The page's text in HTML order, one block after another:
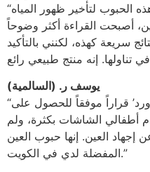
“نصحني طبيب العيون بتناول هذه الحبوب لتأخير ظهور المياه
أصبحت القراءة أكثر وضوحاً
سريعة كهذه، لكنني بالتأكيد
يوسف ر. (السالمية)
“كان شراء كبسولات ‘مور لازورد’ قراراً موفقاً للحصول على
أطفالي الشاشات بكثرة، ولم
إجهاد العين. إنها حبوب العين
المفضلة لدي في الكويت.”